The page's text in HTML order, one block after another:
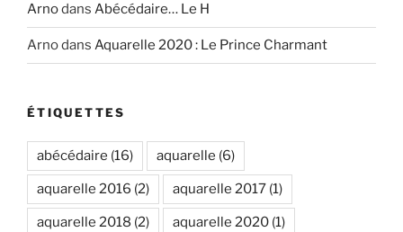
Arnodans Abécédaire… Le H
Arnodans Aquarelle 2020 : Le Prince Charmant
ÉTIQUETTES
abécédaire (16) aquarelle (6)
aquarelle 2016 (2) aquarelle 2017 (1)
aquarelle 2018 (2) aquarelle 2020 (1)